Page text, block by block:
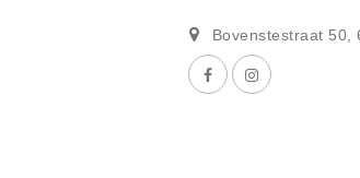
Bovenstestraat 50 ,